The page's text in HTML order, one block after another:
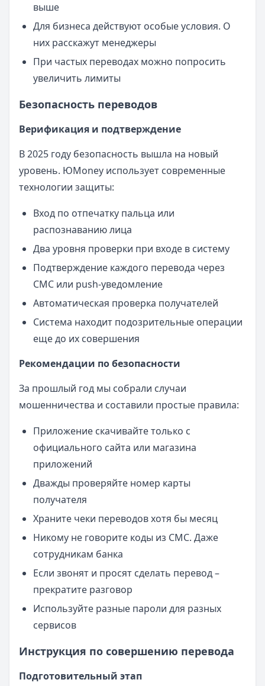
выше
Для бизнеса действуют особые условия. О
них расскажут менеджеры
При частых переводах можно попросить
увеличить лимиты
Безопасность переводов
Верификация и подтверждение
В 2025 году безопасность вышла на новый
уровень. ЮMoney использует современные
технологии защиты:
Вход по отпечатку пальца или
распознаванию лица
Два уровня проверки при входе в систему
Подтверждение каждого перевода через
СМС или push-уведомление
Автоматическая проверка получателей
Система находит подозрительные операции
еще до их совершения
Рекомендации по безопасности
За прошлый год мы собрали случаи
мошенничества и составили простые правила:
Приложение скачивайте только с
официального сайта или магазина
приложений
Дважды проверяйте номер карты
получателя
Храните чеки переводов хотя бы месяц
Никому не говорите коды из СМС. Даже
сотрудникам банка
Если звонят и просят сделать перевод –
прекратите разговор
Используйте разные пароли для разных
сервисов
Инструкция по совершению перевода
Подготовительный этап